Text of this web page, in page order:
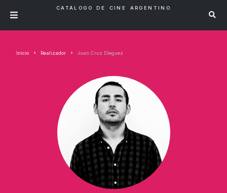
CATÁLOGO DE CINE ARGENTINO
Inicio Realizador Juan Cruz Dieguez